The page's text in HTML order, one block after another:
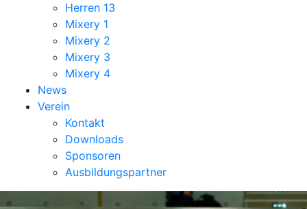
Herren 13
Mixery 1
Mixery 2
Mixery 3
Mixery 4
News
Verein
Kontakt
Downloads
Sponsoren
Ausbildungspartner